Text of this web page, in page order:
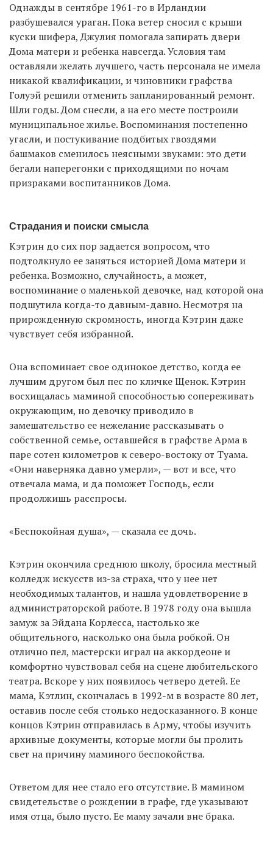
Однажды в сентябре 1961-го в Ирландии
разбушевался ураган. Пока ветер сносил с крыши
куски шифера, Джулия помогала запирать двери
Дома матери и ребенка навсегда. Условия там
оставляли желать лучшего, часть персонала не имела
никакой квалификации, и чиновники графства
Голуэй решили отменить запланированный ремонт.
Шли годы. Дом снесли, а на его месте построили
муниципальное жилье. Воспоминания постепенно
угасли, и постукивание подбитых гвоздями
башмаков сменилось неясными звуками: это дети
бегали наперегонки с приходящими по ночам
призраками воспитанников Дома.
Страдания и поиски смысла
Кэтрин до сих пор задается вопросом, что
подтолкнуло ее заняться историей Дома матери и
ребенка. Возможно, случайность, а может,
воспоминание о маленькой девочке, над которой она
подшутила когда-то давным-давно. Несмотря на
прирожденную скромность, иногда Кэтрин даже
чувствует себя избранной.
Она вспоминает свое одинокое детство, когда ее
лучшим другом был пес по кличке Щенок. Кэтрин
восхищалась маминой способностью сопереживать
окружающим, но девочку приводило в
замешательство ее нежелание рассказывать о
собственной семье, оставшейся в графстве Арма в
паре сотен километров к северо-востоку от Туама.
«Они наверняка давно умерли», — вот и все, что
отвечала мама, и да поможет Господь, если
продолжишь расспросы.
«Беспокойная душа», — сказала ее дочь.
Кэтрин окончила среднюю школу, бросила местный
колледж искусств из-за страха, что у нее нет
необходимых талантов, и нашла удовлетворение в
администраторской работе. В 1978 году она вышла
замуж за Эйдана Корлесса, настолько же
общительного, насколько она была робкой. Он
отлично пел, мастерски играл на аккордеоне и
комфортно чувствовал себя на сцене любительского
театра. Вскоре у них появилось четверо детей. Ее
мама, Кэтлин, скончалась в 1992-м в возрасте 80 лет,
оставив после себя столько недосказанного. В конце
концов Кэтрин отправилась в Арму, чтобы изучить
архивные документы, которые могли бы пролить
свет на причину маминого беспокойства.
Ответом для нее стало его отсутствие. В мамином
свидетельстве о рождении в графе, где указывают
имя отца, было пусто. Ее маму зачали вне брака.